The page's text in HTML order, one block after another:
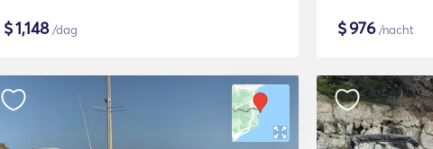
$1,148/dag $976/nacht